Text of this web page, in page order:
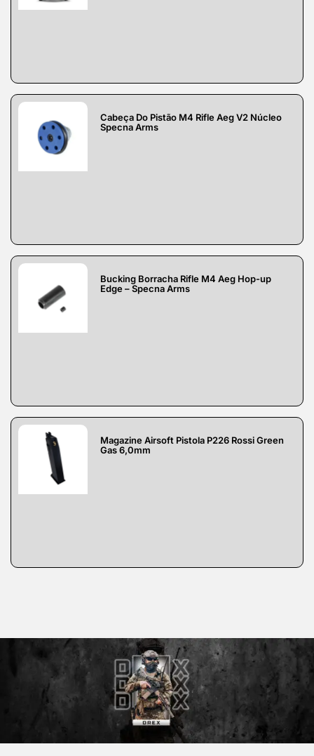
Cabeça Do Pistão M4 Rifle Aeg V2 Núcleo
Specna Arms
Bucking Borracha Rifle M4 Aeg Hop-up
Edge – Specna Arms
Magazine Airsoft Pistola P226 Rossi Green
Gas 6,0mm